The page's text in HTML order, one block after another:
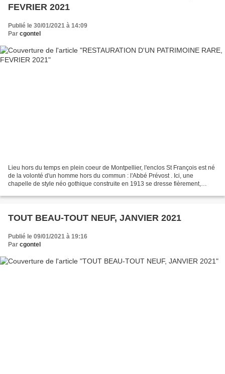
FEVRIER 2021
Publié le 30/01/2021 à 14:09
Par cgontel
Lieu hors du temps en plein coeur de Montpellier, l'enclos St François est né
de la volonté d'un homme hors du commun : l'Abbé Prévost . Ici, une
chapelle de style néo gothique construite en 1913 se dresse fièrement,
TOUT BEAU-TOUT NEUF, JANVIER 2021
Publié le 09/01/2021 à 19:16
Par cgontel